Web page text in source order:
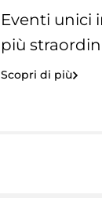
Eventi unici
più
Scopri di più